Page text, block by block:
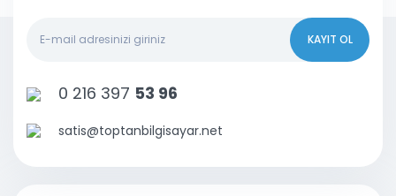
KAYIT OL
0 216 397 53 96
satis@toptanbilgisayar.net